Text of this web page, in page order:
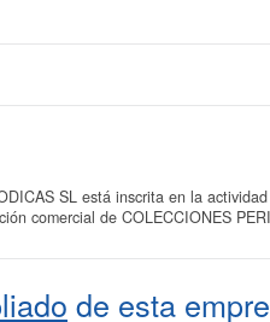
SL está inscrita en la
comercial de COLECCIONES
de esta